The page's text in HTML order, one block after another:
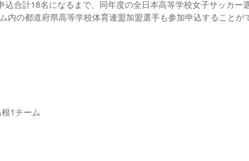
合計18名になるまで、同年度の全日本高等学校女子サッカー
内の都道府県高等学校体育連盟加盟選手も参加申込することが
1チーム